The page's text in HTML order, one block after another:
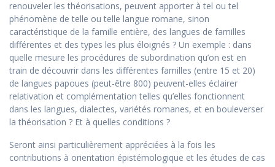
renouveler les théorisations, peuvent apporter à tel ou tel
phénomène de telle ou telle langue romane, sinon
caractéristique de la famille entière, des langues de familles
différentes et des types les plus éloignés ? Un exemple : dans
quelle mesure les procédures de subordination qu’on est en
train de découvrir dans les différentes familles (entre 15 et 20)
de langues papoues (peut-être 800) peuvent-elles éclairer
relativation et complémentation telles qu’elles fonctionnent
dans les langues, dialectes, variétés romanes, et en bouleverser
la théorisation ? Et à quelles conditions ?
Seront ainsi particulièrement appréciées à la fois les
contributions à orientation épistémologique et les études de cas